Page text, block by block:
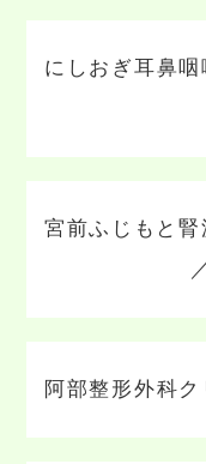
にしおぎ耳鼻
宮前ふじもと
阿部整形外科ク